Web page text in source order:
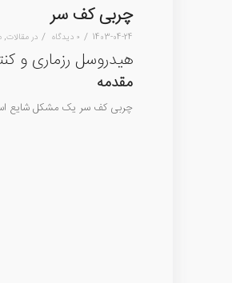
چربی کف سر
1403-04-24
/ ۰ دیدگاه / در مقالات,
هیدروسل رزماری و
مقدمه
چربی کف سر یک مشکل شایع